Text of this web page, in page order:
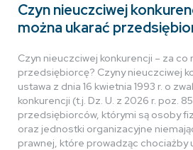
Czyn nieuczciwej
można ukarać
Czyn nieuczciwej konkurencji – za co
przedsiębiorcę? Czyny nieuczciwej
ustawa z dnia 16 kwietnia 1993 r. o
konkurencji (t.j. Dz. U. z 2026 r. poz.
przedsiębiorców, którymi są osoby
oraz jednostki organizacyjne
prawnej, które prowadząc chociażby